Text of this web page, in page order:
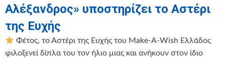
Αλέξανδρος» υποστηρίζει το Αστέρι
της Ευχής
Φέτος, το Αστέρι της Ευχής του Make-A-Wish Ελλάδος
φιλοξενεί δίπλα του τον ήλιο μιας και ανήκουν στον ίδιο